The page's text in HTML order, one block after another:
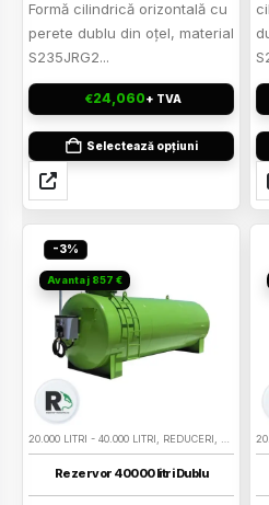
Formă cilindrică orizontală cu
perete dublu din oţel, material
S235JRG2...
€24,060+ TVA
Selectează opțiuni
-3%
20.000 LITRI - 40.000 LITRI REDUCERI
Rezervor 40000 litri Dublu
Avantaj 857 €